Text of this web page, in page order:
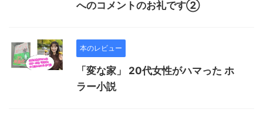
へのコメントのお礼です②
本のレビュー
「変な家」 20代女性がハマった ホ
ラー小説